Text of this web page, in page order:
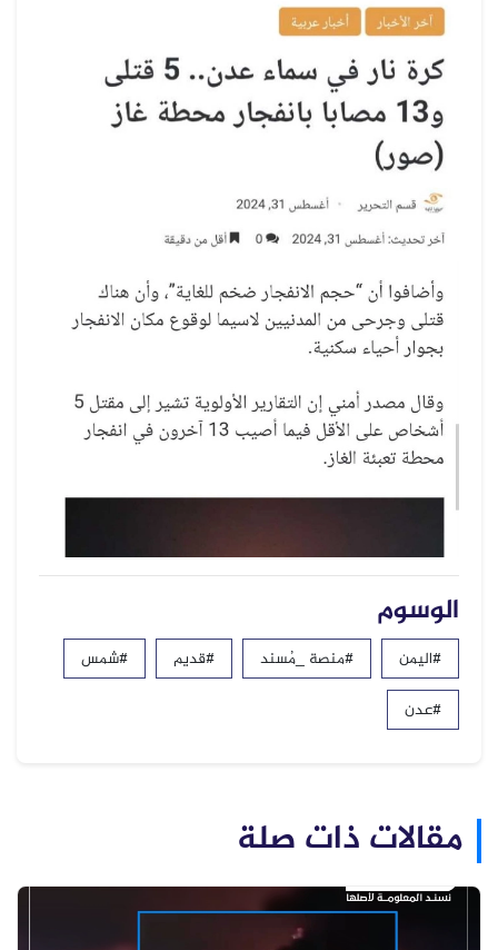
الوسوم
#اليمن #منصة _مُسند #قديم
#شمس
#عدن
مقالات ذات صلة